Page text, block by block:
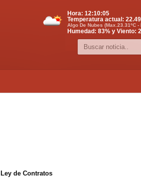
Hora: 12:10:05
Temperatura actual: 22.49
Algo De Nubes (Max.23.31ºC -
Humedad: 83% y Viento:
de Contratos